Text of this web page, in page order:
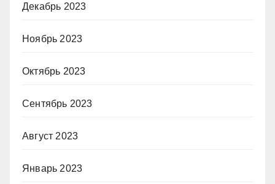
Декабрь 2023
Ноябрь 2023
Октябрь 2023
Сентябрь 2023
Август 2023
Январь 2023